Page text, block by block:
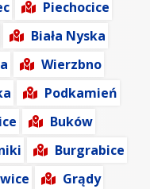
Piechocice
Biała Nyska
Wierzbno
Podkamień
Buków
Burgrabice
Grądy